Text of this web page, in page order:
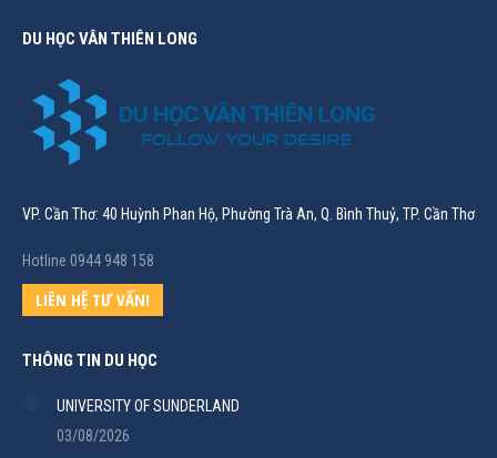
DU HỌC VÂN THIÊN LONG
VP. Cần Thơ: 40 Huỳnh Phan Hộ, Phường Trà An, Q. Bình Thuỷ, TP. Cần Thơ
Hotline 0944 948 158
LIÊN HỆ TƯ VẤN!
THÔNG TIN DU HỌC
UNIVERSITY OF SUNDERLAND
03/08/2026